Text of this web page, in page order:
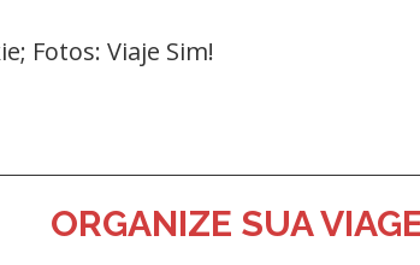
Fotos: Viaje Sim!
ORGANIZE SUA